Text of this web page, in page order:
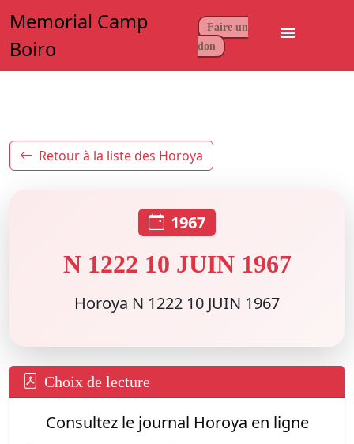
Memorial Camp
Boiro
Faire un
don
menu
Retour à la liste des Horoya
1967
N 1222 10 JUIN 1967
Horoya N 1222 10 JUIN 1967
Choix de lecture
Consultez le journal Horoya en ligne